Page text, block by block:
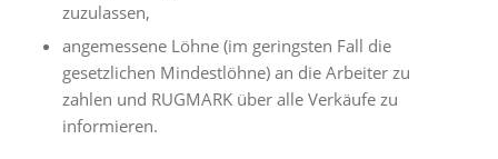
zuzulassen,
angemessene Löhne (im geringsten Fall die
gesetzlichen Mindestlöhne) an die Arbeiter zu
zahlen und RUGMARK über alle Verkäufe zu
informieren.